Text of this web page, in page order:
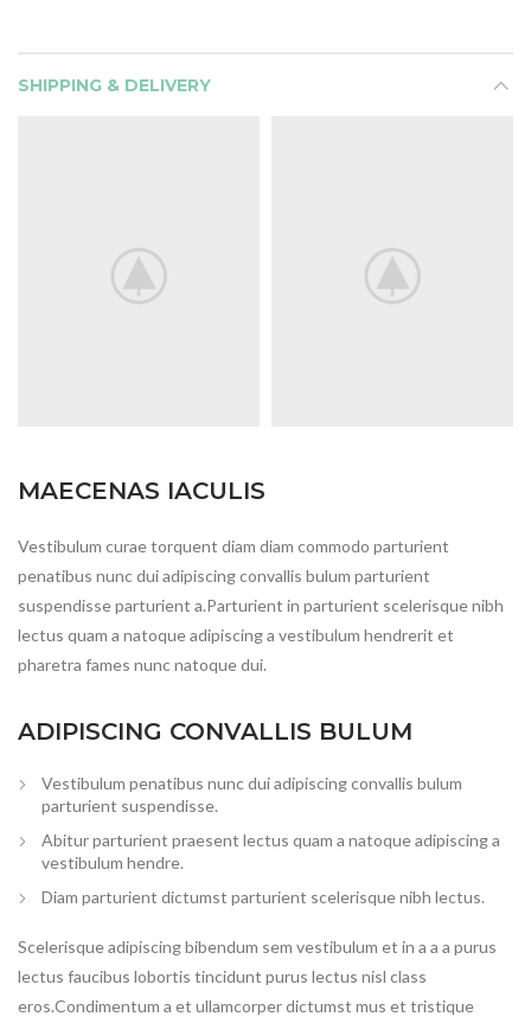
SHIPPING & DELIVERY
MAECENAS IACULIS
Vestibulum curae torquent diam diam commodo parturient
penatibus nunc dui adipiscing convallis bulum parturient
suspendisse parturient a.Parturient in parturient scelerisque nibh
lectus quam a natoque adipiscing a vestibulum hendrerit et
pharetra fames nunc natoque dui.
ADIPISCING CONVALLIS BULUM
Vestibulum penatibus nunc dui adipiscing convallis bulum
parturient suspendisse.
Abitur parturient praesent lectus quam a natoque adipiscing a
vestibulum hendre.
Diam parturient dictumst parturient scelerisque nibh lectus.
Scelerisque adipiscing bibendum sem vestibulum et in a a a purus
lectus faucibus lobortis tincidunt purus lectus nisl class
eros.Condimentum a et ullamcorper dictumst mus et tristique